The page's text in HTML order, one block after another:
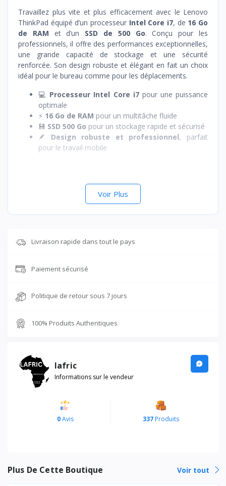
Travaillez plus vite et plus efficacement avec le Lenovo
ThinkPad équipé d’un processeur Intel Core i7, de 16 Go
de RAM et d’un SSD de 500 Go. Conçu pour les
professionnels, il offre des performances exceptionnelles,
une grande capacité de stockage et une sécurité
renforcée. Son design robuste et élégant en fait un choix
idéal pour le bureau comme pour les déplacements.
💻 Processeur Intel Core i7pour une puissance
optimale
⚡ 16 Go de RAM pour un multitâche fluide
💾 SSD 500 Go pour un stockage rapide et sécurisé
🪶 Design robuste et professionnel, parfait
pour le travail mobile
Voir Plus
Livraison rapide dans tout le pays
Paiement sécurisé
Politique de retour sous 7 jours
100% Produits Authentiques
lafric
Informations sur le vendeur
0Avis 337Produits
Plus De Cette Boutique Voir tout